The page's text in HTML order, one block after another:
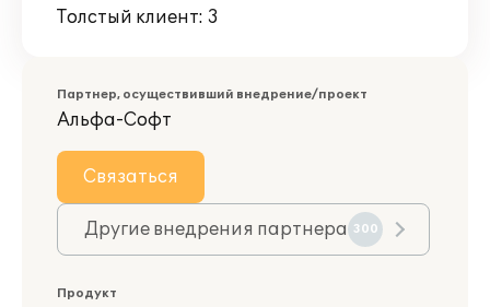
Толстый клиент: 3
Партнер, осуществивший внедрение/проект
Альфа-Софт
Связаться
Другие внедрения партнера 300
Продукт